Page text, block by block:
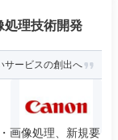
処理技術開発
サービスの創出へ
画像処理、新規要